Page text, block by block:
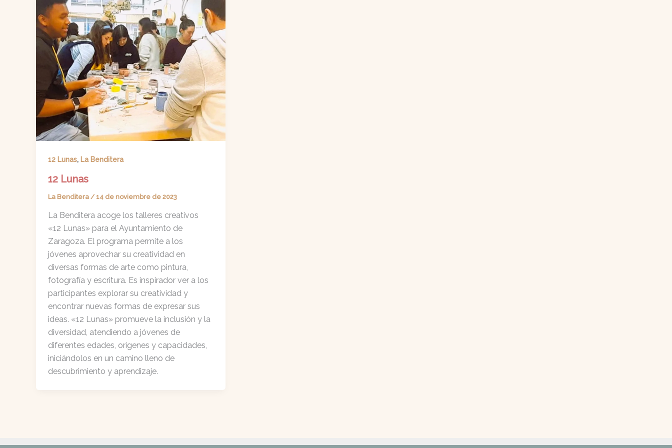
12 Lunas, La Benditera
12 Lunas
La Benditera /14 de noviembre de 2023
La Benditera acoge los talleres creativos
«12 Lunas» para el Ayuntamiento de
Zaragoza. El programa permite a los
jóvenes aprovechar su creatividad en
diversas formas de arte como pintura,
fotografía y escritura. Es inspirador ver a los
participantes explorar su creatividad y
encontrar nuevas formas de expresar sus
ideas. «12 Lunas» promueve la inclusión y la
diversidad, atendiendo a jóvenes de
diferentes edades, orígenes y capacidades,
iniciándolos en un camino lleno de
descubrimiento y aprendizaje.